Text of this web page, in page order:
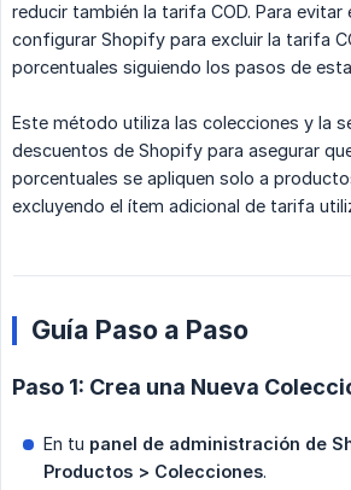
reducir también la tarifa COD. Para evitar
configurar Shopify para excluir la tarifa
porcentuales siguiendo los pasos de
Este método utiliza las colecciones y la
descuentos de Shopify para asegurar
porcentuales se apliquen solo a
excluyendo el ítem adicional de tarifa
Guía Paso a Paso
Paso 1: Crea una Nueva
En tu panel de administración de
Productos > Colecciones.